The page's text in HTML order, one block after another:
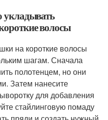
укладывать
волосы
на короткие волосы
шагам. Сначала
полотенцем, но они
Затем нанесите
для добавления
стайлинговую помаду